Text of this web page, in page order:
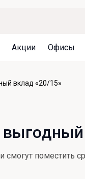
вкладов
для клиентов
Акции
Офисы
вклад «20/15»
поместить